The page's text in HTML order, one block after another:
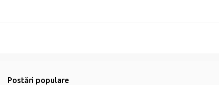
Postări populare